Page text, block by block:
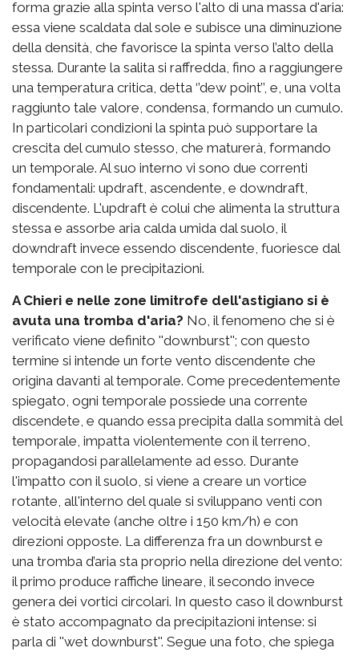
forma grazie alla spinta verso l'alto di una massa d'aria:
essa viene scaldata dal sole e subisce una diminuzione
della densità, che favorisce la spinta verso l’alto della
stessa. Durante la salita si raffredda, fino a raggiungere
una temperatura critica, detta ‘’dew point’’, e, una volta
raggiunto tale valore, condensa, formando un cumulo.
In particolari condizioni la spinta può supportare la
crescita del cumulo stesso, che maturerà, formando
un temporale. Al suo interno vi sono due correnti
fondamentali: updraft, ascendente, e downdraft,
discendente. L'updraft è colui che alimenta la struttura
stessa e assorbe aria calda umida dal suolo, il
downdraft invece essendo discendente, fuoriesce dal
temporale con le precipitazioni.
A Chieri e nelle zone limitrofe dell'astigiano si è
avuta una tromba d'aria? No, il fenomeno che si è
verificato viene definito ''downburst''; con questo
termine si intende un forte vento discendente che
origina davanti al temporale. Come precedentemente
spiegato, ogni temporale possiede una corrente
discendete, e quando essa precipita dalla sommità del
temporale, impatta violentemente con il terreno,
propagandosi parallelamente ad esso. Durante
l'impatto con il suolo, si viene a creare un vortice
rotante, all'interno del quale si sviluppano venti con
velocità elevate (anche oltre i 150 km/h) e con
direzioni opposte. La differenza fra un downburst e
una tromba d’aria sta proprio nella direzione del vento:
il primo produce raffiche lineare, il secondo invece
genera dei vortici circolari. In questo caso il downburst
è stato accompagnato da precipitazioni intense: si
parla di ''wet downburst''. Segue una foto, che spiega